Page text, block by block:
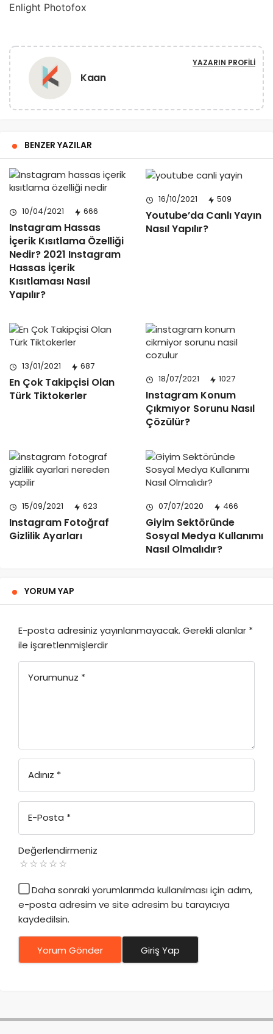
Enlight Photofox
Kaan
YAZARIN PROFILI
BENZER YAZILAR
10/04/2021 666
Instagram Hassas
İçerik Kısıtlama Özelliği
Nedir? 2021 Instagram
Hassas İçerik
Kısıtlaması Nasıl
Yapılır?
16/10/2021 509
Youtube’da Canlı Yayın
Nasıl Yapılır?
13/01/2021 687
En Çok Takipçisi Olan
Türk Tiktokerler
18/07/2021 1027
Instagram Konum
Çıkmıyor Sorunu Nasıl
Çözülür?
15/09/2021 623
Instagram Fotoğraf
Gizlilik Ayarları
07/07/2020 466
Giyim Sektöründe
Sosyal Medya Kullanımı
Nasıl Olmalıdır?
YORUM YAP
E-posta adresiniz yayınlanmayacak. Gerekli alanlar *
ile işaretlenmişlerdir
Yorumunuz *
Adınız *
E-Posta *
Değerlendirmeniz
Daha sonraki yorumlarımda kullanılması için adım,
e-posta adresim ve site adresim bu tarayıcıya
kaydedilsin.
Yorum Gönder Giriş Yap